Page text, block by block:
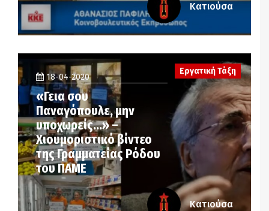
Κατιούσα
18-04-2020
«Γεια σου
Παναγόπουλε, μην
υποχωρείς…» –
Χιουμοριστικό βίντεο
της Γραμματείας Ρόδου
του ΠΑΜΕ
Εργατική Τάξη
Κατιούσα